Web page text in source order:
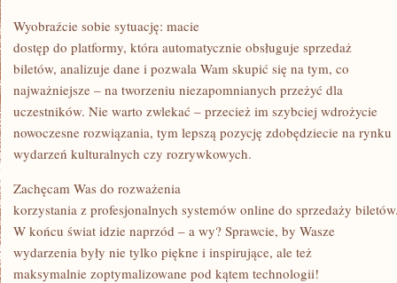
Wyobraźcie sobie sytuację: macie
dostęp do platformy, która automatycznie obsługuje sprzedaż
biletów, analizuje dane i pozwala Wam skupić się na tym, co
najważniejsze – na tworzeniu niezapomnianych przeżyć dla
uczestników. Nie warto zwlekać – przecież im szybciej wdrożycie
nowoczesne rozwiązania, tym lepszą pozycję zdobędziecie na rynku
wydarzeń kulturalnych czy rozrywkowych.
Zachęcam Was do rozważenia
korzystania z profesjonalnych systemów online do sprzedaży
W końcu świat idzie naprzód – a wy? Sprawcie, by Wasze
wydarzenia były nie tylko piękne i inspirujące, ale też
maksymalnie zoptymalizowane pod kątem technologii!